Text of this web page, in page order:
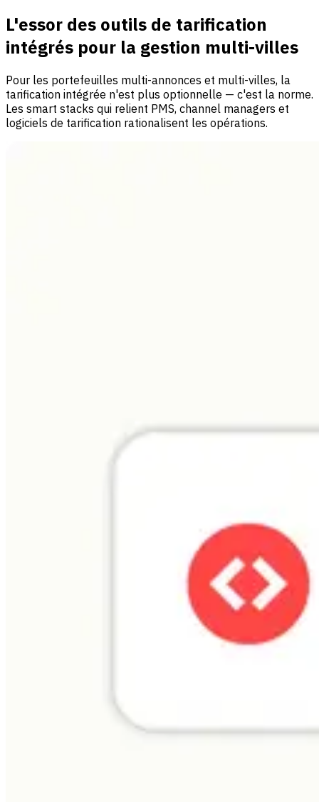
L'essor des outils de tarification
intégrés pour la gestion multi-villes
Pour les portefeuilles multi-annonces et multi-villes, la
tarification intégrée n'est plus optionnelle — c'est la norme.
Les smart stacks qui relient PMS, channel managers et
logiciels de tarification rationalisent les opérations.